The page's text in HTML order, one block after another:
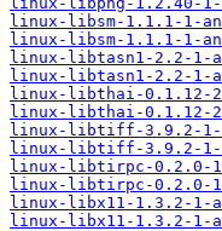
linux-libsm-1.1.1-1-
linux-libsm-1.1.1-1-
linux-libtasn1-2.2-1-
linux-libtasn1-2.2-1-
linux-libthai-0.1.12-
linux-libthai-0.1.12-
linux-libtiff-3.9.2-1-
linux-libtiff-3.9.2-1-
linux-libtirpc-0.2.0-
linux-libtirpc-0.2.0-
linux-libx11-1.3.2-1-
linux-libx11-1.3.2-1-